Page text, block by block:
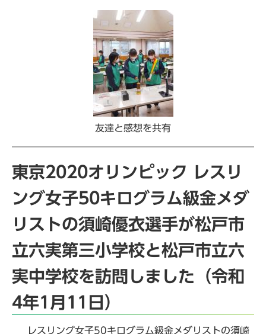
友達と感想を共有
東京2020オリンピック レスリ
ング女子50キログラム級金メダ
リストの須崎優衣選手が松戸市
立六実第三小学校と松戸市立六
実中学校を訪問しました（令和
4年1月11日）
レスリング女子50キログラム級金メダリストの須崎